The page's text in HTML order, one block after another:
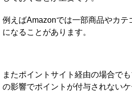
例えばAmazonでは一部商品やカテ
になることがあります。
またポイントサイト経由の場合で
の影響でポイントが付与されない